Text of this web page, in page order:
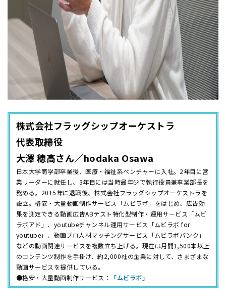
株式会社フラッグシップオーケストラ
代表取締役
大澤 穂高さん／hodaka Osawa
日本大学商学部卒業後、医療・福祉系ベンチャーに入社。2年目に営
業リーダーに就任し、3年目には当時最年少で執行役員兼事業部長を
務める。2015年に退職後、株式会社フラッグシップオーケストラを
設立。格安・大量動画制作サービス「ムビラボ」をはじめ、広告効
果を測定できる動画広告ABテスト特化型制作・運用サービス「ムビ
ラボアド」、youtubeチャンネル運用サービス「ムビラボ for
youtube」、動画プロ人材マッチングサービス「ムビラボバンク」
などの動画関連サービスを複数立ち上げる。現在は月間1,500本以上
のコンテンツ制作を手掛け、約2,000社の企業に対して、さまざまな
動画サービスを提供している。
●格安・大量動画制作サービス：
「ムビラボ」